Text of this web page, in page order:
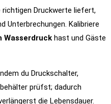
richtigen Druckwerte liefert,
Unterbrechungen. Kalibriere
Wasserdruck hast und Gäste
du Druckschalter,
prüfst; dadurch
die Lebensdauer.